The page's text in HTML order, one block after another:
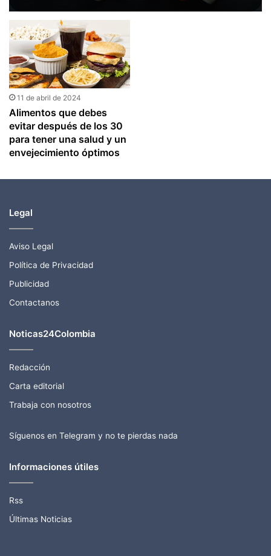
11 de abril de 2024
Alimentos que debes
evitar después de los 30
para tener una salud y un
envejecimiento óptimos
Legal
Aviso Legal
Política de Privacidad
Publicidad
Contactanos
Noticas24Colombia
Redacción
Carta editorial
Trabaja con nosotros
Síguenos en Telegram y no te pierdas nada
Informaciones útiles
Rss
Últimas Noticias